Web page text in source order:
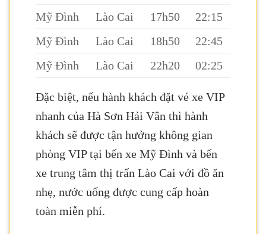
Mỹ Đình
Lào Cai 17h50
22:15
Mỹ Đình
Lào Cai 18h50
22:45
Mỹ Đình
Lào Cai 22h20 02:25
Đặc biệt, nếu hành khách đặt vé xe VIP
nhanh của Hà Sơn Hải Vân thì hành
khách sẽ được tận hưởng không gian
phòng VIP tại bến xe Mỹ Đình và bến
xe trung tâm thị trấn Lào Cai với đồ ăn
nhẹ, nước uống được cung cấp hoàn
toàn miễn phí.